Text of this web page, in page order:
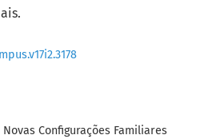
Novas Configurações Familiares